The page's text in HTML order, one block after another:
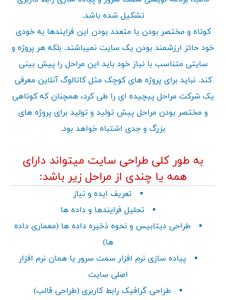
تشکیل شده باشد.
کوتاه و مختصر بودن یا متعدد بودن این فرایندها به خودی
خود حائز ارزشمند بودن یک سایت نمیباشند. بلکه هر پروژه و
سایتی متناسب با نیاز خود باید این مراحل را پیش بینی
کند. نباید برای پروژه های کوچک مثل کاتالوگ آنلاین معرفی
یک شرکت مراحل پیچیده ای را طی کرد، همچنان که کوتاهی
و مختصر بودن مراحل پیش تولید و تولید برای پروژه های
بزرگ و جدی اشتباه خواهد بود.
به طور کلی طراحی سایت میتواند دارای
همه یا چندی از مراحل زیر باشد:
تعریف ایده و نیاز
تحلیل فرایندها و داده ها
طراحی دیتابیس و نحوه ذخیره داده ها (معماری داده
ها)
پیاده سازی نرم افزار سمت سرور یا همان نرم افزار
اصلی سایت
طراحی گرافیک رابط کاربری (طراحی قالب)